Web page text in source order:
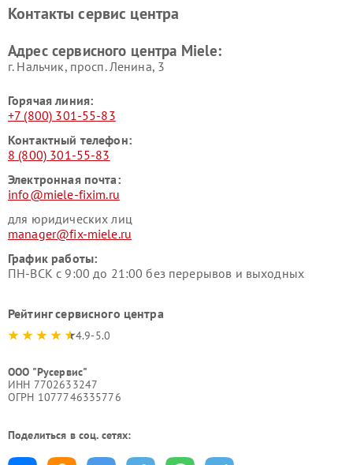
Miele
Miele
пылесосов Miele
Контакты сервис центра
Адрес сервисного центра Miele:
г. Нальчик, просп. Ленина, 3
Горячая линия:
+7 (800) 301-55-83
Контактный телефон:
8 (800) 301-55-83
Электронная почта:
info@miele-fixim.ru
для юридических лиц
manager@fix-miele.ru
График работы:
ПН-ВСК с 9:00 до 21:00 без перерывов и выходных
Рейтинг сервисного центра
4.9-5.0
ООО "Русервис"
ИНН 7702633247
ОГРН 1077746335776
Поделиться в соц. сетях: